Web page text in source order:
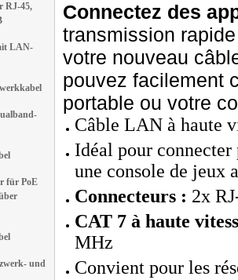
RJ-45,
LAN-
für PoE
und
Connectez des
transmission
votre nouveau
pouvez facilement
portable ou votre
Câble LAN à haute
Idéal pour
une console de jeux
Connecteurs : 2x
CAT 7 à haute
MHz
Convient pour les